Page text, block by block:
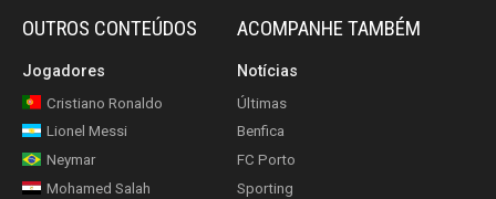
OUTROS CONTEÚDOS
Jogadores
Cristiano Ronaldo
Lionel Messi
Neymar
Mohamed Salah
ACOMPANHE TAMBÉM
Notícias
Últimas
Benfica
FC Porto
Sporting